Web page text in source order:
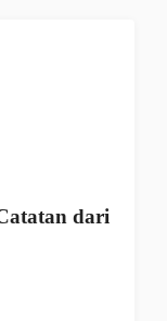
dari